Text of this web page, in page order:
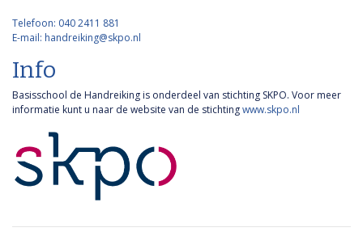
Telefoon: 040 2411 881
E-mail: handreiking@skpo.nl
Info
Basisschool de Handreiking is onderdeel van stichting SKPO. Voor meer
informatie kunt u naar de website van de stichtingwww.skpo.nl